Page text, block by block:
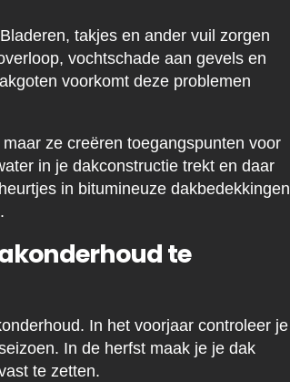
takjes en ander vuil zorgen
vochtschade aan gevels en
voorkomt deze problemen
ze creëren toegangspunten voor
in je dakconstructie trekt en daar
in bitumineuze dakbedekkingen
te
In het voorjaar controleer je
In de herfst maak je je dak
te zetten.